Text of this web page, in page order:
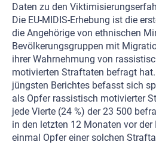
Daten zu den
Die EU-MIDIS-Erhebung ist die
die Angehörige von ethnischen
Bevölkerungsgruppen mit
ihrer Wahrnehmung von
motivierten Straftaten befragt
jüngsten Berichtes befasst sich
als Opfer rassistisch motivierter
jede Vierte (24 %) der 23 500
in den letzten 12 Monaten vor
einmal Opfer einer solchen